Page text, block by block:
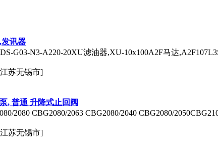
讯器
G03-N3-A220-20XU滤油器,XU-10x100A2F马达
苏无锡市]
, 普通 升降式止回阀
2080 CBG2080/2063 CBG2080/2040 CBG2080/
苏无锡市]